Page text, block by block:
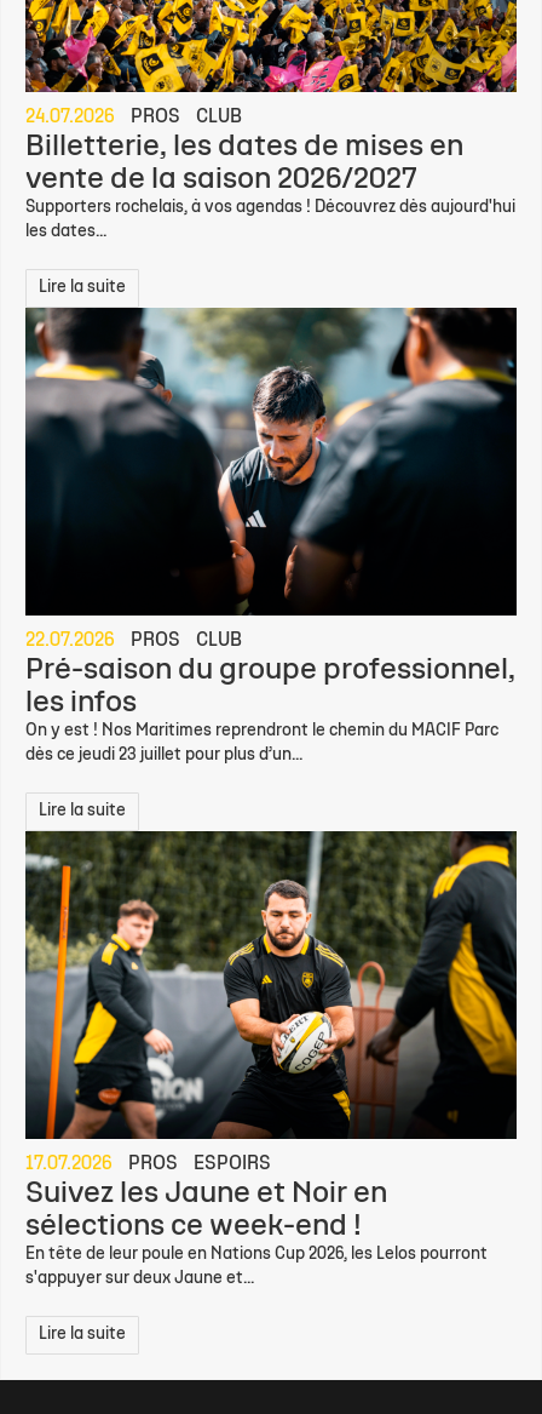
24.07.2026 PROS CLUB
Billetterie, les dates de mises en
vente de la saison 2026/2027
Supporters rochelais, à vos agendas ! Découvrez dès aujourd'hui
les dates...
Lire la suite
22.07.2026 PROS CLUB
Pré-saison du groupe professionnel,
les infos
On y est ! Nos Maritimes reprendront le chemin du MACIF Parc
dès ce jeudi 23 juillet pour plus d’un...
Lire la suite
17.07.2026 PROS ESPOIRS
Suivez les Jaune et Noir en
sélections ce week-end !
En tête de leur poule en Nations Cup 2026, les Lelos pourront
s'appuyer sur deux Jaune et...
Lire la suite